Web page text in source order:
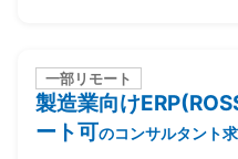
出し
一部リモート
製造業向け
ート可のコンサルタント